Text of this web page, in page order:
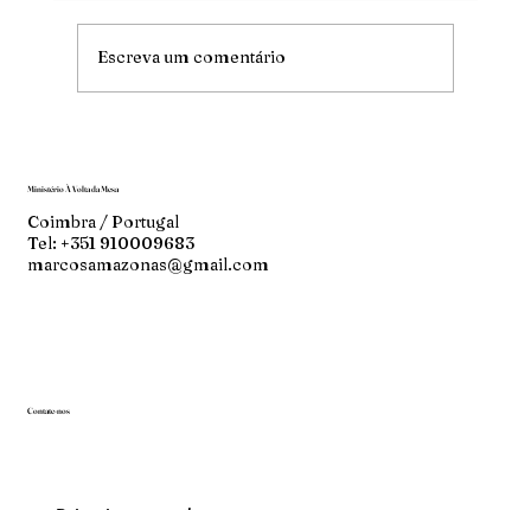
Escreva um comentário
Ministério À Volta da Mesa
Coimbra / Portugal
Tel: +351 910009683
marcosamazonas@gmail.com
Contate-nos